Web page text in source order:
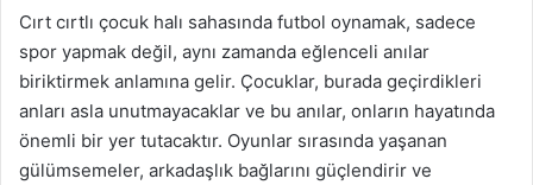
Cırt cırtlı çocuk halı sahasında futbol oynamak, sadece
spor yapmak değil, aynı zamanda eğlenceli anılar
biriktirmek anlamına gelir. Çocuklar, burada geçirdikleri
anları asla unutmayacaklar ve bu anılar, onların hayatında
önemli bir yer tutacaktır. Oyunlar sırasında yaşanan
gülümsemeler, arkadaşlık bağlarını güçlendirir ve